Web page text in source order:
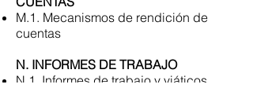
M.1. Mecanismos de rendición de
cuentas
N. INFORMES DE TRABAJO
N.1. Informes de trabajo y viáticos